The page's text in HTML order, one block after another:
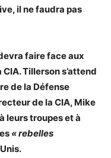
il ne faudra pas
faire face aux
Tillerson s’attend
de la Défense
de la CIA, Mike
leurs troupes et à
« rebelles